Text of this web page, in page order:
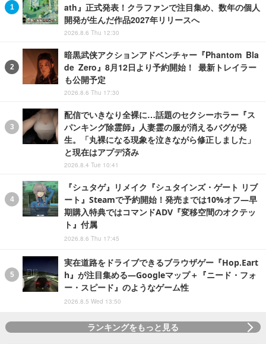
ath』正式発表！クラファンで注目集め、数年の個人
開発が生んだ作品2027年リリースへ
2026.8.6 Thu 12:30
暗黒武侠アクションアドベンチャー『Phantom Bla
de Zero』8月12日より予約開始！ 最新トレイラー
も公開予定
2026.8.6 Thu 17:30
配信でいきなり全裸に…話題のセクシーホラー『ス
パンキング除霊師』人妻霊の服が消えるバグが発
生。「丸裸になる現象を泣きながら修正しました」
と現在はアプデ済み
2026.8.4 Tue 10:41
『シュタゲ』リメイク『シュタインズ・ゲート リブ
ート』Steamで予約開始！発売までは10%オフ―早
期購入特典ではコマンドADV『変移空間のオクテッ
ト』付属
2026.8.6 Thu 17:45
実在道路をドライブできるブラウザゲー『Hop.Eart
h』が注目集める―Googleマップ＋『ニード・フォ
ー・スピード』のようなゲーム性
2026.8.5 Wed 13:50
ランキングをもっと見る